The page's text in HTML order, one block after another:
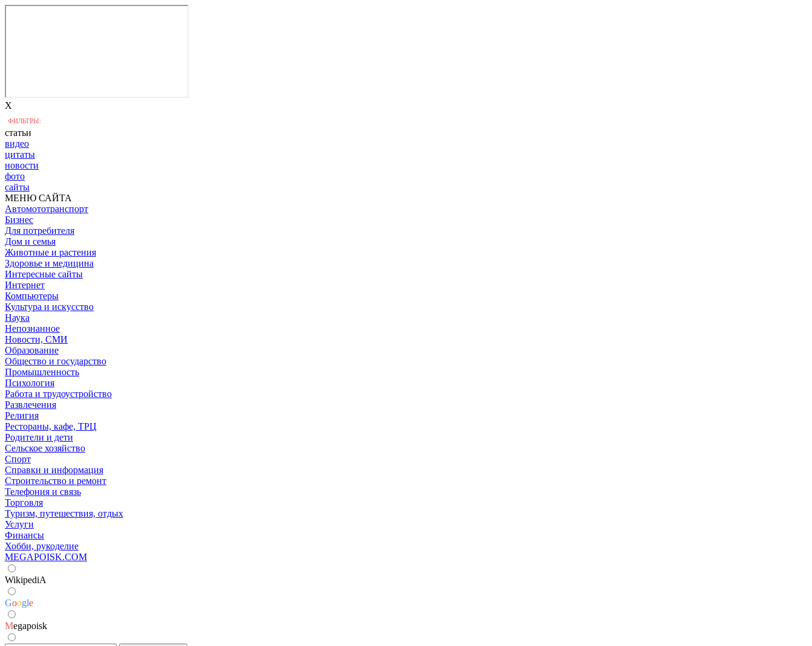
X
ФИЛЬТРЫ:
статьи
видео
цитаты
новости
фото
сайты
МЕНЮ САЙТА
Автомототранспорт
Бизнес
Для потребителя
Дом и семья
Животные и растения
Здоровье и медицина
Интересные сайты
Интернет
Компьютеры
Культура и искусство
Наука
Непознанное
Новости, СМИ
Образование
Общество и государство
Промышленность
Психология
Работа и трудоустройство
Развлечения
Религия
Рестораны, кафе, ТРЦ
Родители и дети
Сельское хозяйство
Спорт
Справки и информация
Строительство и ремонт
Телефония и связь
Торговля
Туризм, путешествия, отдых
Услуги
Финансы
Хобби, рукоделие
MEGAPOISK.COM
WikipediA
Google
Megapoisk